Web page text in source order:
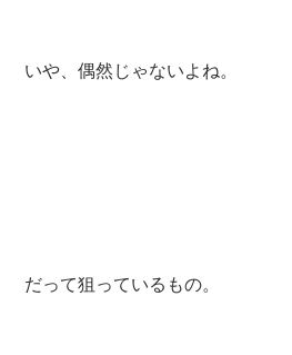
いや、偶然じゃないよね。
だって狙っているもの。